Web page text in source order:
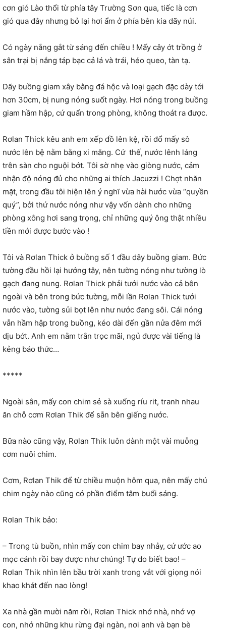
cơn gió Lào thổi từ phía tây Trường Sơn qua, tiếc là cơn
gió qua đây nhưng bỏ lại hơi ẩm ở phía bên kia dãy núi.
Có ngày nắng gắt từ sáng đến chiều ! Mấy cây ớt trồng ở
sân trại bị nắng táp bạc cả lá và trái, héo queo, tàn tạ.
Dãy buồng giam xây bằng đá hộc và loại gạch đặc dày tới
hơn 30cm, bị nung nóng suốt ngày. Hơi nóng trong buồng
giam hầm hập, cứ quẩn trong phòng, không thoát ra được.
Rơlan Thick kêu anh em xếp đồ lên kệ, rồi đổ mấy sô
nước lên bệ nằm bằng xi măng. Cứ thế, nước lênh láng
trên sàn cho nguội bớt. Tôi sờ nhẹ vào giòng nước, cảm
nhận độ nóng đủ cho những ai thích Jacuzzi ! Chợt nhăn
mặt, trong đầu tôi hiện lên ý nghĩ vừa hài hước vừa “quyền
quý”, bởi thứ nước nóng như vậy vốn dành cho những
phòng xông hơi sang trọng, chỉ những quý ông thật nhiều
tiền mới được bước vào !
Tôi và Rơlan Thick ở buồng số 1 đầu dãy buồng giam. Bức
tường đầu hồi lại hướng tây, nên tường nóng như tường lò
gạch đang nung. Rơlan Thick phải tưới nước vào cả bên
ngoài và bên trong bức tường, mỗi lần Rơlan Thick tưới
nước vào, tường sủi bọt lên như nước đang sôi. Cái nóng
vẫn hầm hập trong buồng, kéo dài đến gần nửa đêm mới
dịu bớt. Anh em nằm trằn trọc mãi, ngủ được vài tiếng là
kẻng báo thức…
*****
Ngoài sân, mấy con chim sẻ sà xuống ríu rit, tranh nhau
ăn chỗ cơm Rơlan Thik để sẵn bên giếng nước.
Bữa nào cũng vậy, Rơlan Thik luôn dành một vài muỗng
cơm nuôi chim.
Cơm, Rơlan Thik để từ chiều muộn hôm qua, nên mấy chú
chim ngày nào cũng có phần điểm tâm buổi sáng.
Rơlan Thik bảo:
– Trong tù buồn, nhìn mấy con chim bay nhảy, cứ ước ao
mọc cánh rồi bay được như chúng! Tự do biết bao! –
Rơlan Thik nhìn lên bầu trời xanh trong vắt với giọng nói
khao khát đến nao lòng!
Xa nhà gần mười năm rồi, Rơlan Thick nhớ nhà, nhớ vợ
con, nhớ những khu rừng đại ngàn, nơi anh và bạn bè